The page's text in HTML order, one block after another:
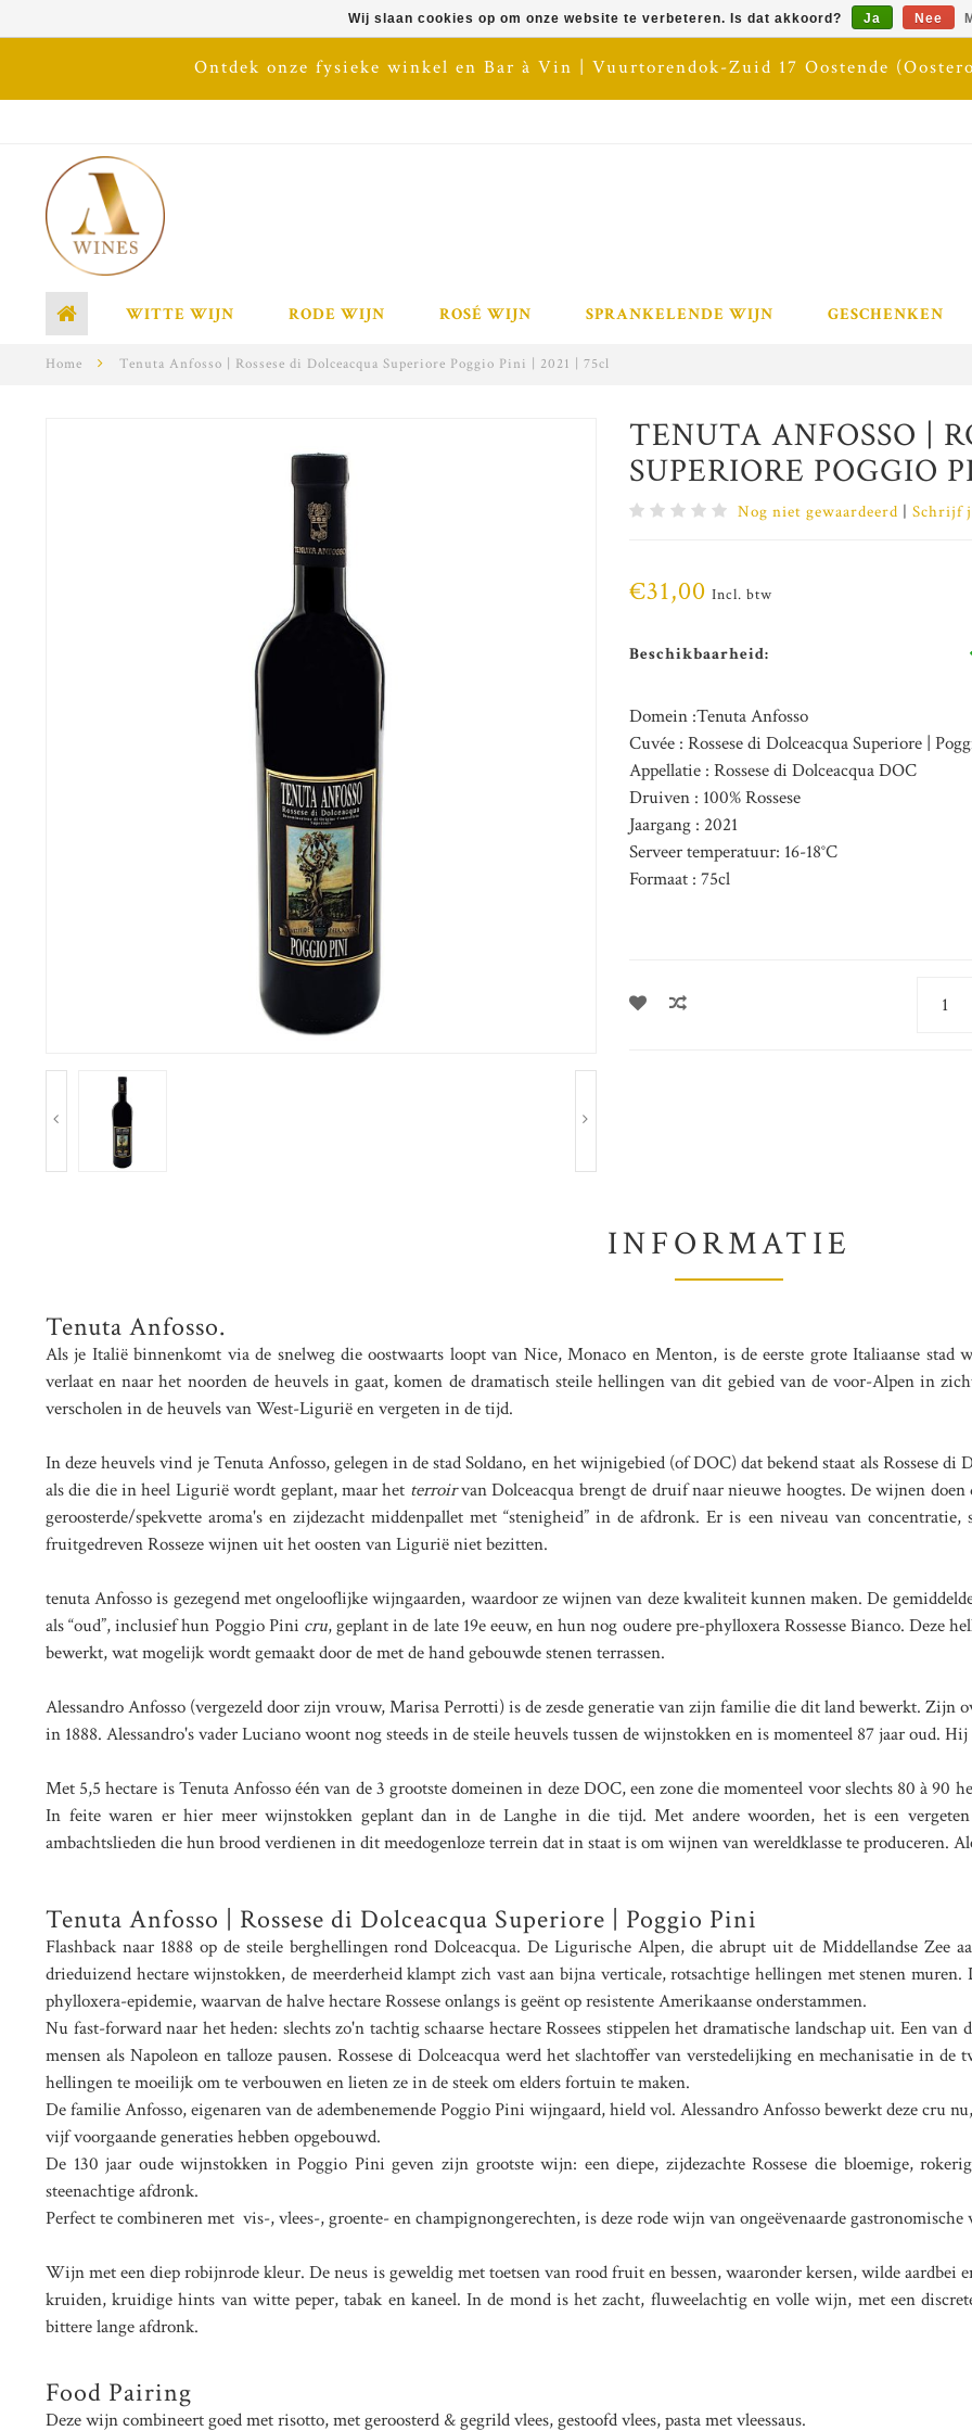
Ontdek onze fysieke winkel en Bar à Vin | Vuurtorendok-Zuid 17 Oostende
WITTE WIJN RODE WIJN ROSÉ WIJN SPRANKELENDE WIJN GESCHENKEN
Home Tenuta Anfosso | Rossese di Dolceacqua Superiore Poggio Pini | 2021 | 75cl
TENUTA ANFOSSO |
SUPERIORE POGGIO
Nog niet gewaardeerd | Schrijf
€31,00 Incl. btw
Beschikbaarheid:
Domein :Tenuta Anfosso
Cuvée : Rossese di Dolceacqua Superiore |
Appellatie : Rossese di Dolceacqua DOC
Druiven : 100% Rossese
Jaargang : 2021
Serveer temperatuur: 16-18°C
Formaat : 75cl
INFORMATIE
Tenuta Anfosso.
Als je Italië binnenkomt via de snelweg die oostwaarts loopt van Nice, Monaco en Menton, is de eerste grote Italiaanse stad
verlaat en naar het noorden de heuvels in gaat, komen de dramatisch steile hellingen van dit gebied van de voor-Alpen in
verscholen in de heuvels van West-Ligurië en vergeten in de tijd.
In deze heuvels vind je Tenuta Anfosso, gelegen in de stad Soldano, en het wijnigebied (of DOC) dat bekend staat als Rossese
als die die in heel Ligurië wordt geplant, maar het terroirvan Dolceacqua brengt de druif naar nieuwe hoogtes. De wijnen
geroosterde/spekvette aroma's en zijdezacht middenpallet met “stenigheid” in de afdronk. Er is een niveau van
fruitgedreven Rosseze wijnen uit het oosten van Ligurië niet bezitten.
tenuta Anfosso is gezegend met ongelooflijke wijngaarden, waardoor ze wijnen van deze kwaliteit kunnen maken. De
als “oud”, inclusief hun Poggio Pini cru, geplant in de late 19e eeuw, en hun nog oudere pre-phylloxera Rossesse Bianco. Deze
bewerkt, wat mogelijk wordt gemaakt door de met de hand gebouwde stenen terrassen.
Alessandro Anfosso (vergezeld door zijn vrouw, Marisa Perrotti) is de zesde generatie van zijn familie die dit land bewerkt.
in 1888. Alessandro's vader Luciano woont nog steeds in de steile heuvels tussen de wijnstokken en is momenteel 87 jaar oud.
Met 5,5 hectare is Tenuta Anfosso één van de 3 grootste domeinen in deze DOC, een zone die momenteel voor slechts 80 à 90
In feite waren er hier meer wijnstokken geplant dan in de Langhe in die tijd. Met andere woorden, het is een
ambachtslieden die hun brood verdienen in dit meedogenloze terrein dat in staat is om wijnen van wereldklasse te produceren.
Tenuta Anfosso | Rossese di Dolceacqua Superiore | Poggio Pini
Flashback naar 1888 op de steile berghellingen rond Dolceacqua. De Ligurische Alpen, die abrupt uit de Middellandse Zee
drieduizend hectare wijnstokken, de meerderheid klampt zich vast aan bijna verticale, rotsachtige hellingen met stenen
phylloxera-epidemie, waarvan de halve hectare Rossese onlangs is geënt op resistente Amerikaanse onderstammen.
Nu fast-forward naar het heden: slechts zo'n tachtig schaarse hectare Rossees stippelen het dramatische landschap uit. Een
mensen als Napoleon en talloze pausen. Rossese di Dolceacqua werd het slachtoffer van verstedelijking en mechanisatie in
hellingen te moeilijk om te verbouwen en lieten ze in de steek om elders fortuin te maken.
De familie Anfosso, eigenaren van de adembenemende Poggio Pini wijngaard, hield vol. Alessandro Anfosso bewerkt deze cru
vijf voorgaande generaties hebben opgebouwd.
De 130 jaar oude wijnstokken in Poggio Pini geven zijn grootste wijn: een diepe, zijdezachte Rossese die bloemige,
steenachtige afdronk.
Perfect te combineren met vis-, vlees-, groente- en champignongerechten, is deze rode wijn van ongeëvenaarde gastronomische
Wijn met een diep robijnrode kleur. De neus is geweldig met toetsen van rood fruit en bessen, waaronder kersen, wilde aardbei
kruiden, kruidige hints van witte peper, tabak en kaneel. In de mond is het zacht, fluweelachtig en volle wijn, met een
bittere lange afdronk.
Food Pairing
Deze wijn combineert goed met risotto, met geroosterd & gegrild vlees, gestoofd vlees, pasta met vleessaus.
Wij slaan cookies op om onze website te verbeteren. Is dat akkoord? Ja Nee